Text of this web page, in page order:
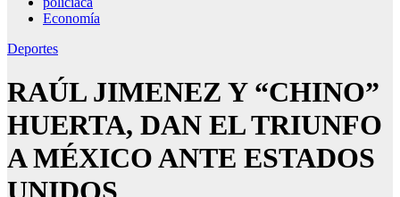
Economía
Deportes
RAÚL JIMENEZ Y “CHINO”
HUERTA, DAN EL TRIUNFO
A MÉXICO ANTE ESTADOS